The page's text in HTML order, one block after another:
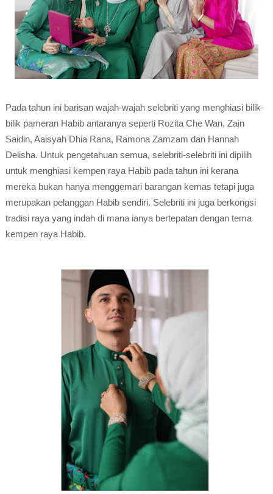
Pada tahun ini barisan wajah-wajah selebriti yang menghiasi bilik-
bilik pameran Habib antaranya seperti Rozita Che Wan, Zain
Saidin, Aaisyah Dhia Rana, Ramona Zamzam dan Hannah
Delisha. Untuk pengetahuan semua, selebriti-selebriti ini dipilih
untuk menghiasi kempen raya Habib pada tahun ini kerana
mereka bukan hanya menggemari barangan kemas tetapi juga
merupakan pelanggan Habib sendiri. Selebriti ini juga berkongsi
tradisi raya yang indah di mana ianya bertepatan dengan tema
kempen raya Habib.